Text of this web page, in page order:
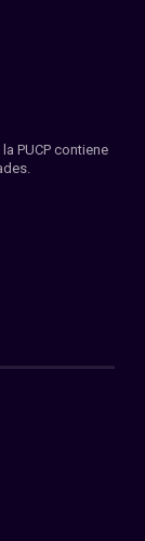
PUCP contiene